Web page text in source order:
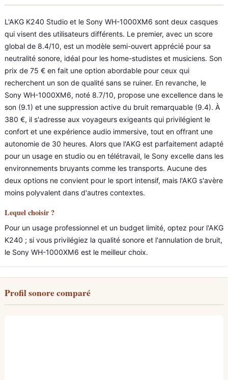
L'AKG K240 Studio et le Sony WH-1000XM6 sont deux casques
qui visent des utilisateurs différents. Le premier, avec un score
global de 8.4/10, est un modèle semi-ouvert apprécié pour sa
neutralité sonore, idéal pour les home-studistes et musiciens. Son
prix de 75 € en fait une option abordable pour ceux qui
recherchent un son de qualité sans se ruiner. En revanche, le
Sony WH-1000XM6, noté 8.7/10, propose une excellence dans le
son (9.1) et une suppression active du bruit remarquable (9.4). À
380 €, il s'adresse aux voyageurs exigeants qui privilégient le
confort et une expérience audio immersive, tout en offrant une
autonomie de 30 heures. Alors que l'AKG est parfaitement adapté
pour un usage en studio ou en télétravail, le Sony excelle dans les
environnements bruyants comme les transports. Aucune des
deux options ne convient pour le sport intensif, mais l'AKG s'avère
moins polyvalent dans d'autres contextes.
Lequel choisir ?
Pour un usage professionnel et un budget limité, optez pour l'AKG
K240 ; si vous privilégiez la qualité sonore et l'annulation de bruit,
le Sony WH-1000XM6 est le meilleur choix.
Profil sonore comparé